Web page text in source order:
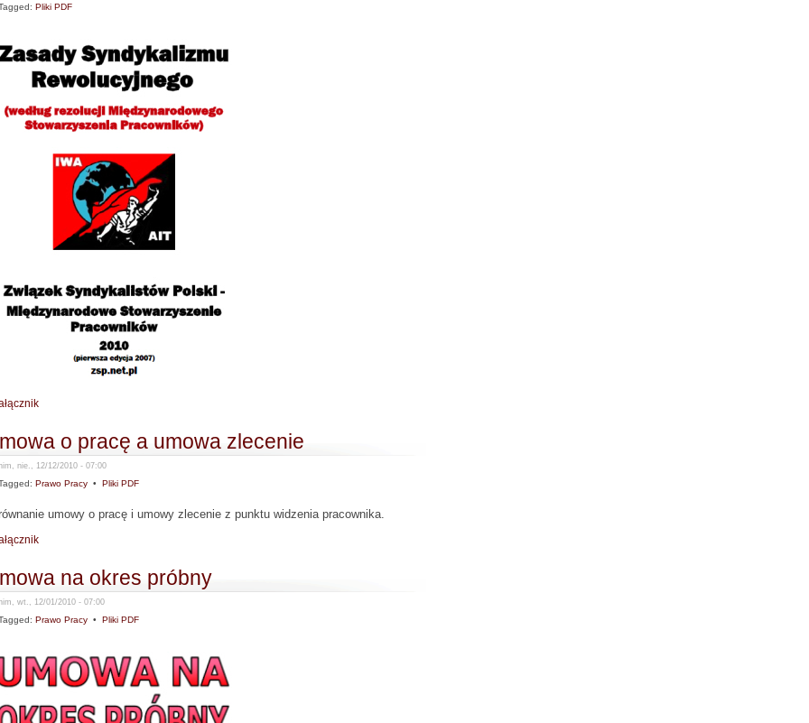
Pliki PDF
o pracę a umowa zlecenie
nie., 12/12/2010 - 07:00
Prawo Pracy• Pliki PDF
umowy o pracę i umowy zlecenie z punktu widzenia pracownika.
na okres próbny
wt., 12/01/2010 - 07:00
Prawo Pracy• Pliki PDF